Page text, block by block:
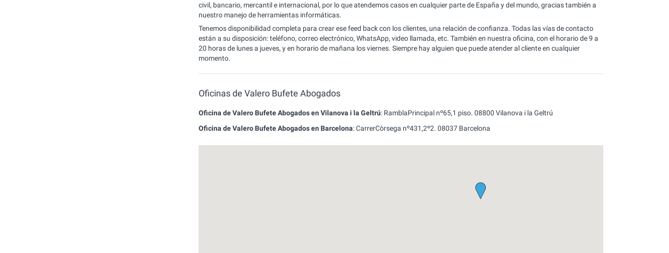
civil, bancario, mercantil e internacional, por lo que atendemos casos en cualquier parte de España y del mundo, gracias también a
nuestro manejo de herramientas informáticas.
Tenemos disponibilidad completa para crear ese feed back con los clientes, una relación de confianza. Todas las vías de contacto
están a su disposición: teléfono, correo electrónico, WhatsApp, video llamada, etc. También en nuestra oficina, con el horario de 9 a
20 horas de lunes a jueves, y en horario de mañana los viernes. Siempre hay alguien que puede atender al cliente en cualquier
momento.
Oficinas de Valero Bufete Abogados
Oficina de Valero Bufete Abogados en Vilanova i la Geltrú: RamblaPrincipal nº65,1 piso.08800 Vilanova i la Geltrú
Oficina de Valero Bufete Abogados en Barcelona:CarrerCòrsega nº431,2º2.08037 Barcelona